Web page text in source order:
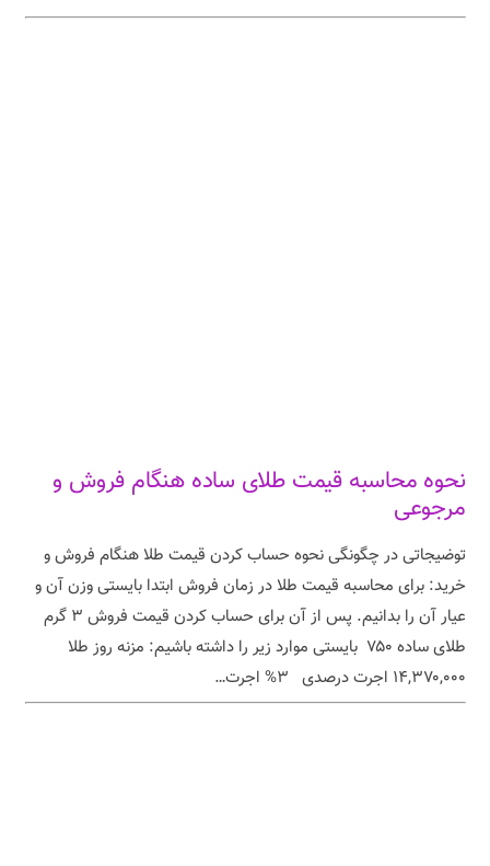
نحوه محاسبه قیمت طلای ساده هنگام فروش و
مرجوعی
توضیجاتی در چگونگی نحوه حساب کردن قیمت طلا هنگام فروش و
خرید: برای محاسبه قیمت طلا در زمان فروش ابتدا بایستی وزن آن و
عیار آن را بدانیم. پس از آن برای حساب کردن قیمت فروش ۳ گرم
طلای ساده ۷۵۰ بایستی موارد زیر را داشته باشیم: مزنه روز طلا
۱۴,۳۷۰,۰۰۰ اجرت درصدی ۳% اجرت…